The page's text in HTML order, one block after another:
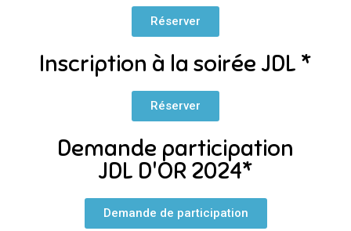
Réserver
Inscription à la soirée JDL *
Réserver
Demande participation
JDL D'OR 2024*
Demande de participation